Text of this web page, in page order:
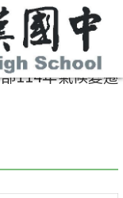
114年氣候變遷